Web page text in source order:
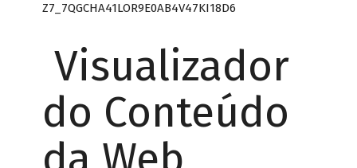
Z7_7QGCHA41LOR9E0AB4V47KI18D6
Visualizador
do Conteúdo